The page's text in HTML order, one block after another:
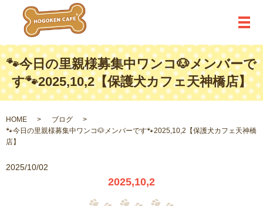
メ
🐾今日の里親様募集中ワンコ🐶メンバーで
す🐾2025,10,2【保護犬カフェ天神橋店】
HOME
ブログ
🐾今日の里親様募集中ワンコ🐶メンバーです🐾2025,10,2【保護犬カフェ天神橋
店】
2025/10/02
2025,10,2